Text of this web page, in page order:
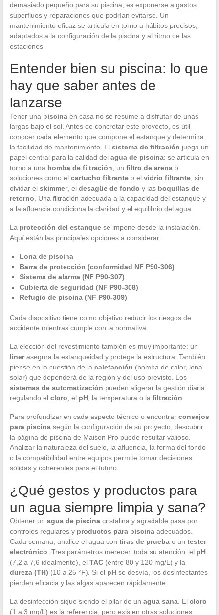
demasiado pequeño para su piscina, es exponerse a gastos
superfluos y reparaciones que podrían evitarse. Un
mantenimiento eficaz se articula en torno a hábitos precisos,
adaptados a la configuración de la piscina y al ritmo de las
estaciones.
Entender bien su piscina: lo que
hay que saber antes de
lanzarse
Tener una piscinaen casa no se resume a disfrutar de unas
largas bajo el sol. Antes de concretar este proyecto, es útil
conocer cada elemento que compone el estanque y determina
la facilidad de mantenimiento. El sistema de filtración juega un
papel central para la calidad del agua de piscina: se articula en
torno a una bomba de filtración , un filtro de arenao
soluciones como el cartucho filtranteo el vidrio filtrante, sin
olvidar el skimmer, el desagüe de fondo y las boquillas de
retorno . Una filtración adecuada a la capacidad del estanque y
a la afluencia condiciona la claridad y el equilibrio del agua.
La protección del estanquese impone desde la instalación.
Aquí están las principales opciones a considerar:
Lona de piscina
Barra de protección (conformidad NF P90-306)
Sistema de alarma (NF P90-307)
Cubierta de seguridad (NF P90-308)
Refugio de piscina (NF P90-309)
Cada dispositivo tiene como objetivo reducir los riesgos de
accidente mientras cumple con la normativa.
La elección del revestimiento también es muy importante: un
linerasegura la estanqueidad y protege la estructura. También
piense en la cuestión de la calefacción (bomba de calor, lona
solar) que dependerá de la región y del uso previsto. Los
sistemas de automatización pueden aligerar la gestión diaria
regulando el cloro , el pH, la temperatura o la filtración
Para profundizar en cada aspecto técnico o encontrar consejos
para piscinasegún la configuración de su proyecto, descubrir
la página de piscina de Maison Pro puede resultar valioso.
Analizar la naturaleza del suelo, la afluencia, la forma del fondo
o la compatibilidad entre equipos permite tomar decisiones
sólidas y coherentes para el futuro.
¿Qué gestos y productos para
un agua siempre limpia y sana?
Obtener un agua de piscinacristalina y agradable pasa por
controles regulares y productos para piscinaadecuados.
Cada semana, analice el agua con tiras de pruebao un tester
electrónico . Tres parámetros merecen toda su atención: el pH
(7,2 a 7,6 idealmente), el TAC(entre 80 y 120 mg/L) y la
dureza (TH) (10 a 25 °F). Si el pHse desvía, los desinfectantes
pierden eficacia y las algas aparecen rápidamente.
La desinfección sigue siendo el pilar de un agua sana. El cloro
(1 a 3 mg/L) es la referencia, pero existen otras soluciones: